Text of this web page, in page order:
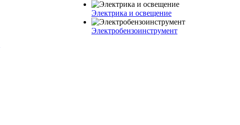
Электрика и освещение
Электробензоинструмент